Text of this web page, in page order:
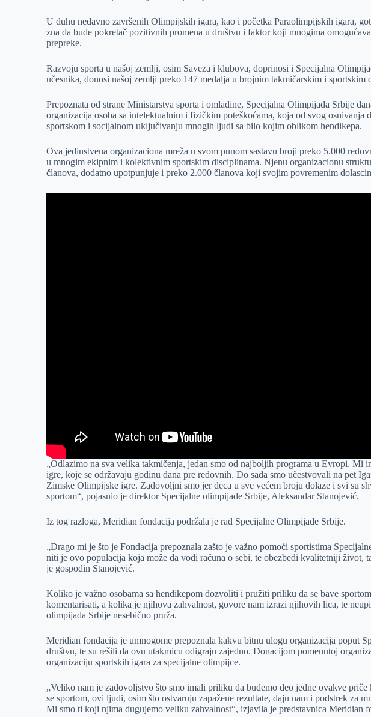
p
p
l
U duhu nedavno završenih Olimpijskih igara, kao i početka Paraolimpijskih igara,
zna da bude pokretač pozitivnih promena u društvu i faktor koji mnogima
prepreke.
Razvoju sporta u našoj zemlji, osim Saveza i klubova, doprinosi i Specijalna
učesnika, donosi našoj zemlji preko 147 medalja u brojnim takmičarskim i sportskim
Prepoznata od strane Ministarstva sporta i omladine, Specijalna Olimpijada Srbije
organizacija osoba sa intelektualnim i fizičkim poteškoćama, koja od svog osnivanja
sportskom i socijalnom uključivanju mnogih ljudi sa bilo kojim oblikom hendikepa.
Ova jedinstvena organizaciona mreža u svom punom sastavu broji preko 5.000
u mnogim ekipnim i kolektivnim sportskim disciplinama. Njenu organizacionu
članova, dodatno upotpunjuje i preko 2.000 članova koji svojim povremenim
„Odlazimo na sva velika takmičenja, jedan smo od najboljih programa u Evropi. Mi
igre, koje se održavaju godinu dana pre redovnih. Do sada smo učestvovali na pet
Zimske Olimpijske igre. Zadovoljni smo jer deca u sve većem broju dolaze i svi su
sportom“, pojasnio je direktor Specijalne olimpijade Srbije, Aleksandar Stanojević.
Iz tog razloga, Meridian fondacija podržala je rad Specijalne Olimpijade Srbije.
„Drago mi je što je Fondacija prepoznala zašto je važno pomoći sportistima
niti je ovo populacija koja može da vodi računa o sebi, te obezbedi kvalitetniji život,
je gospodin Stanojević.
Koliko je važno osobama sa hendikepom dozvoliti i pružiti priliku da se bave
komentarisati, a kolika je njihova zahvalnost, govore nam izrazi njihovih lica, te
olimpijada Srbije nesebično pruža.
Meridian fondacija je umnogome prepoznala kakvu bitnu ulogu organizacija poput
društvu, te su rešili da ovu utakmicu odigraju zajedno. Donacijom pomenutoj
organizaciju sportskih igara za specijalne olimpijce.
„Veliko nam je zadovoljstvo što smo imali priliku da budemo deo jedne ovakve
se sportom, ovi ljudi, osim što ostvaruju zapažene rezultate, daju nam i podstrek za
Mi smo ti koji njima dugujemo veliku zahvalnost“, izjavila je predstavnica Meridian